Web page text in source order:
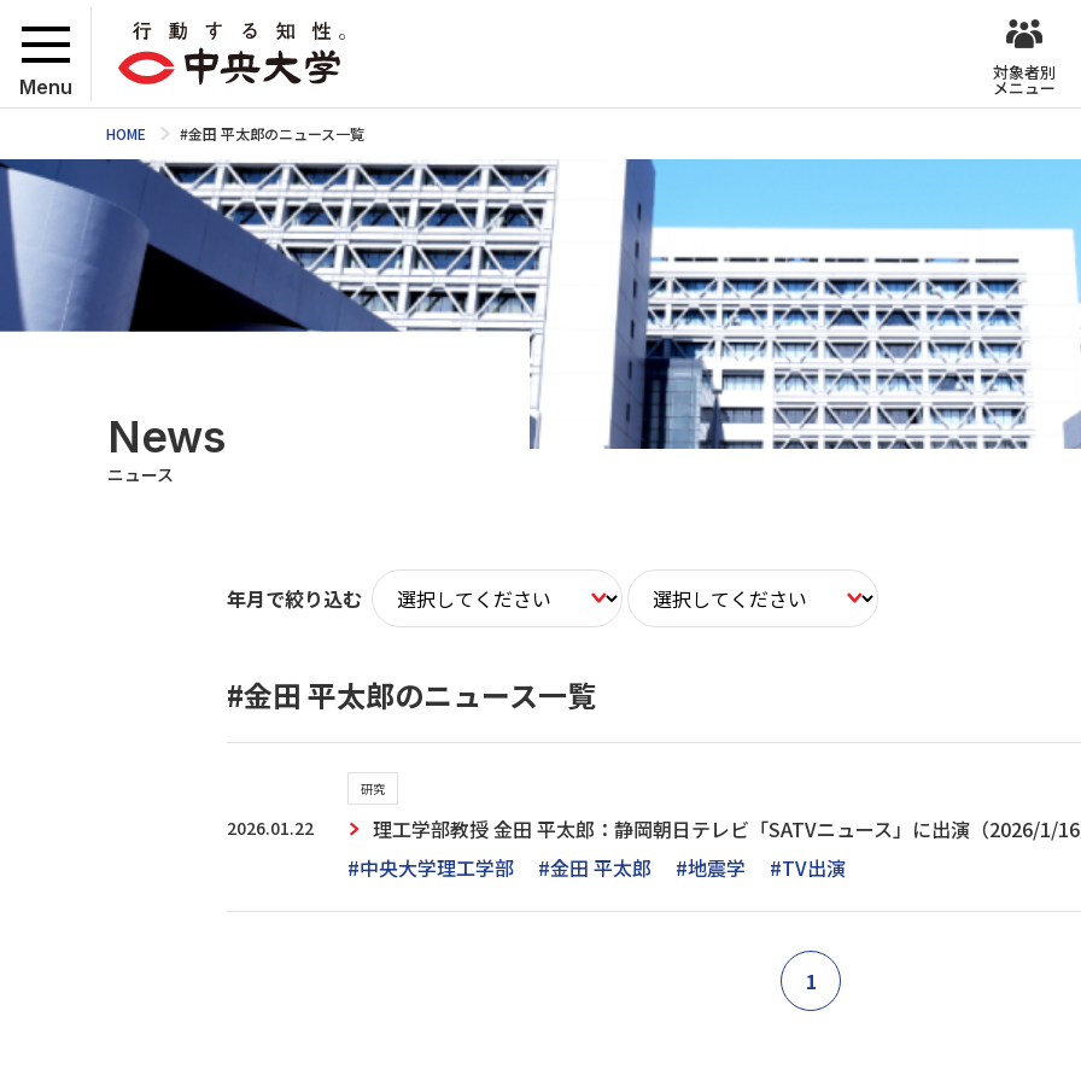
Menu
対象者別
メニュー
HOME #金田 平太郎のニュース一覧
News
ニュース
年月で絞り込む
#金田 平太郎のニュース一覧
2026.01.22
研究
理工学部教授 金田 平太郎：静岡朝日テレビ「SATVニュース」に出演（2026/1/
#中央大学理工学部
#金田 平太郎 #地震学 #TV出演
1